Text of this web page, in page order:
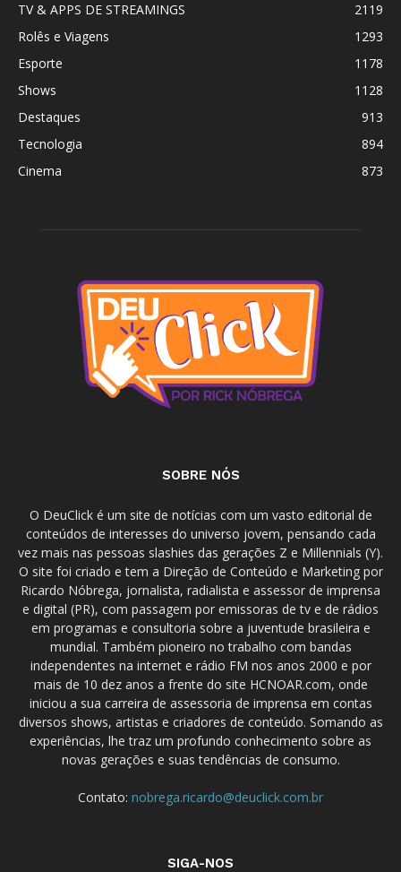
TV & APPS DE STREAMINGS
2119
Rolês e Viagens
1293
Esporte
1178
Shows
1128
Destaques
913
Tecnologia
894
Cinema
873
SOBRE NÓS
O DeuClick é um site de notícias com um vasto editorial de
conteúdos de interesses do universo jovem, pensando cada
vez mais nas pessoas slashies das gerações Z e Millennials (Y).
O site foi criado e tem a Direção de Conteúdo e Marketing por
Ricardo Nóbrega, jornalista, radialista e assessor de imprensa
e digital (PR), com passagem por emissoras de tv e de rádios
em programas e consultoria sobre a juventude brasileira e
mundial. Também pioneiro no trabalho com bandas
independentes na internet e rádio FM nos anos 2000 e por
mais de 10 dez anos a frente do site HCNOAR.com, onde
iniciou a sua carreira de assessoria de imprensa em contas
diversos shows, artistas e criadores de conteúdo. Somando as
experiências, lhe traz um profundo conhecimento sobre as
novas gerações e suas tendências de consumo.
Contato: nobrega.ricardo@deuclick.com.br
SIGA-NOS